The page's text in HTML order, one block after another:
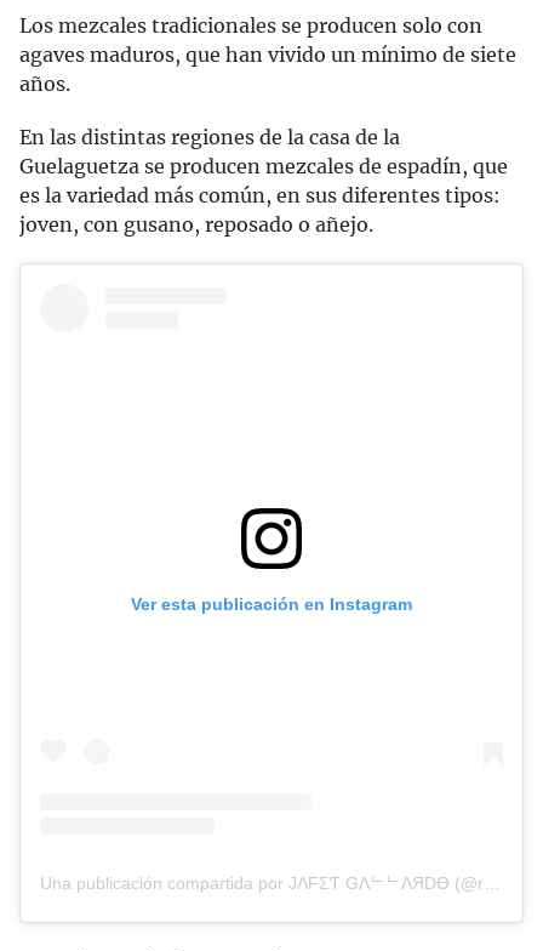
Los mezcales tradicionales se producen solo con
agaves maduros, que han vivido un mínimo de siete
años.
En las distintas regiones de la casa de la
Guelaguetza se producen mezcales de espadín, que
es la variedad más común, en sus diferentes tipos:
joven, con gusano, reposado o añejo.
Ver esta publicación en Instagram
Una publicación compartida por JΛFΣƬ GΛᄂᄂΛЯDӨ (@rutasdeviajero)